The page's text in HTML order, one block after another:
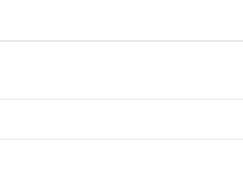
fovtech